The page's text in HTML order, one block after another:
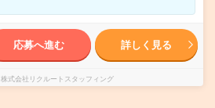
応募へ進む 詳しく見る
株式会社リクルートスタッフィング